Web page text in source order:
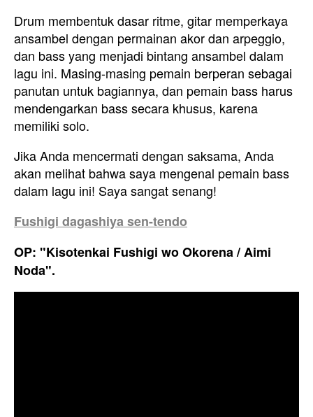
Drum membentuk dasar ritme, gitar memperkaya
ansambel dengan permainan akor dan arpeggio,
dan bass yang menjadi bintang ansambel dalam
lagu ini. Masing-masing pemain berperan sebagai
panutan untuk bagiannya, dan pemain bass harus
mendengarkan bass secara khusus, karena
memiliki solo.
Jika Anda mencermati dengan saksama, Anda
akan melihat bahwa saya mengenal pemain bass
dalam lagu ini! Saya sangat senang!
Fushigi dagashiya sen-tendo
OP: "Kisotenkai Fushigi wo Okorena / Aimi
Noda".